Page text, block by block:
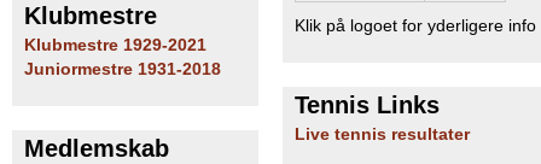
Klubmestre
Klubmestre 1929-2021
Juniormestre 1931-2018
Medlemskab
Klik på logoet for yderligere info
Tennis Links
Live tennis resultater